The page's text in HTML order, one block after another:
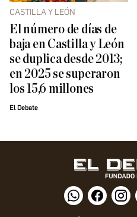
CASTILLA Y LEÓN
El número de días de
baja en Castilla y León
se duplica desde 2013;
en 2025 se superaron
los 15,6 millones
El Debate